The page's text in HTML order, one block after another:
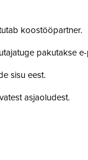
koostööpartner.
pakutakse
sisu eest.
asjaoludest.